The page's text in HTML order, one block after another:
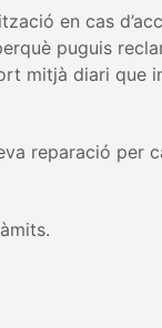
en cas
puguis
mitjà diari que
reparació per